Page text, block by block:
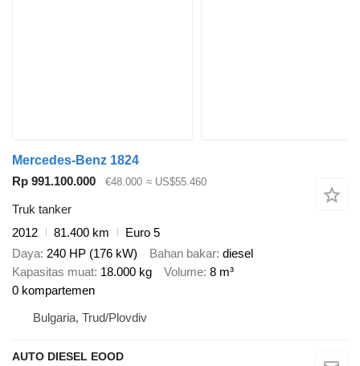
Mercedes-Benz 1824
Rp 991.100.000
€48.000 ≈ US$55.460
Truk tanker
2012
81.400 km
Euro 5
Daya 240 HP (176 kW) Bahan bakar diesel
Kapasitas muat 18.000 kg Volume 8 m³
0 kompartemen
Bulgaria, Trud/Plovdiv
AUTO DIESEL EOOD